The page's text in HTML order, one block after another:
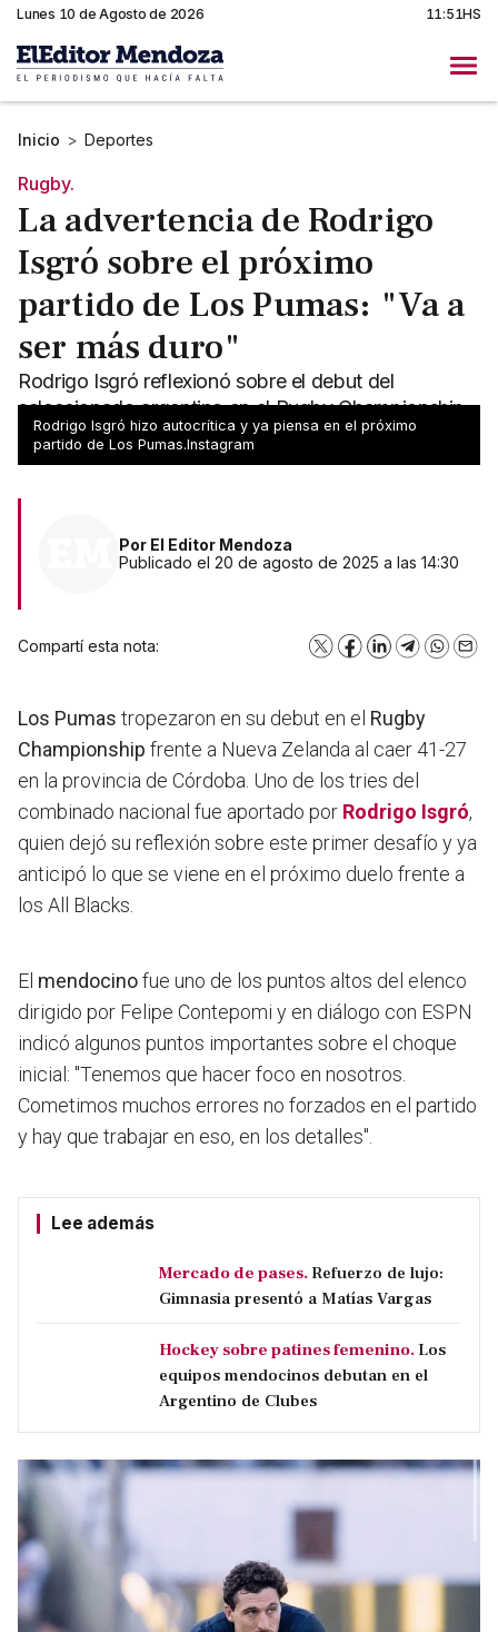
Lunes 10 de Agosto de 2026 11:51HS
Inicio > Deportes
Rugby.
La advertencia de Rodrigo
Isgró sobre el próximo
partido de Los Pumas: "Va a
ser más duro"
Rodrigo Isgró reflexionó sobre el debut del
seleccionado argentino en el Rugby Championship
y anticipó cómo será la revancha ante los All Blacks.
Rodrigo Isgró hizo autocrítica y ya piensa en el próximo
partido de Los Pumas.Instagram
Por El Editor Mendoza
Publicado el 20 de agosto de 2025 a las 14:30
Compartí esta nota: X Facebook
LinkedInTelegram
Los Pumas tropezaron en su debut en el Rugby
Championship frente a Nueva Zelanda al caer 41-27
en la provincia de Córdoba. Uno de los tries del
combinado nacional fue aportado por Rodrigo Isgró,
quien dejó su reflexión sobre este primer desafío y ya
anticipó lo que se viene en el próximo duelo frente a
los All Blacks.
El mendocinofue uno de los puntos altos del elenco
dirigido por Felipe Contepomi y en diálogo con ESPN
indicó algunos puntos importantes sobre el choque
inicial: "Tenemos que hacer foco en nosotros.
Cometimos muchos errores no forzados en el partido
y hay que trabajar en eso, en los detalles".
Lee además
Mercado de pases. Refuerzo de lujo:
Gimnasia presentó a Matías Vargas
Hockey sobre patines femenino. Los
equipos mendocinos debutan en el
Argentino de Clubes